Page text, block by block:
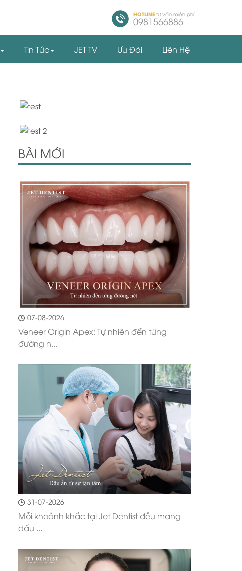
HOTLINE tư vấn miễn phí
0981566886
Tin Tức JET TV Ưu Đãi Liên Hệ
BÀI MỚI
07-08-2026
Veneer Origin Apex: Tự nhiên đến từng
đường n...
31-07-2026
Mỗi khoảnh khắc tại Jet Dentist đều mang
dấu ...